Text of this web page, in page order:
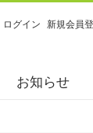
ログイン 新規会員
お知らせ